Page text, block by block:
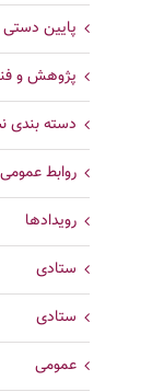
پایین دستی
پژوهش و
دسته بندی
روابط عمومی
رویدادها
ستادی
ستادی
عمومی